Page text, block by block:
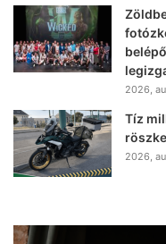
2026,
Tíz
2026,